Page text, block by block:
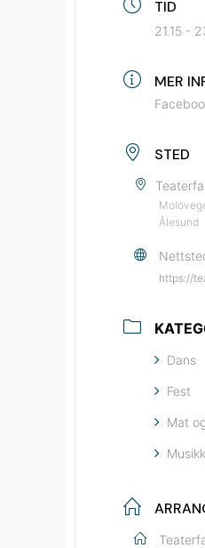
TID
21.15 -
MER
STED
Ålesund
https://
Dans
Fest
Mat
Musikk